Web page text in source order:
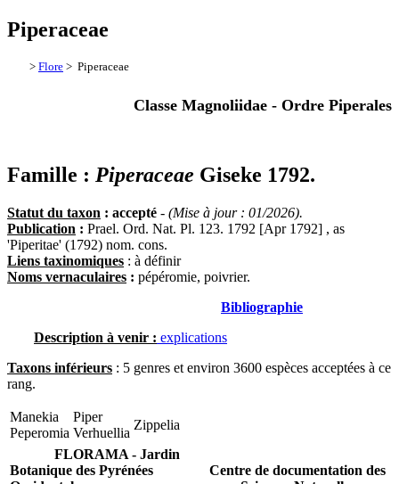
Piperaceae
> Flore > Piperaceae
Classe Magnoliidae - Ordre Piperales
Famille : Piperaceae Giseke 1792.
Statut du taxon : accepté - (Mise à jour : 01/2026).
Publication : Prael. Ord. Nat. Pl. 123. 1792 [Apr 1792] , as
'Piperitae' (1792) nom. cons.
Liens taxinomiques : à définir
Noms vernaculaires : pépéromie, poivrier.
Bibliographie
Description à venir : explications
Taxons inférieurs : 5 genres et environ 3600 espèces acceptées à ce
rang.
Manekia
Peperomia
Piper
Verhuellia
Zippelia
FLORAMA - Jardin
Botanique des Pyrénées
Centre de documentation des